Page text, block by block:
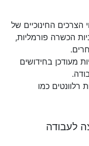
הצרכים החינוכיים של
הכשרה פורמליות,
מעודכן בחידושים
רלוונטים כמו
לעבודה